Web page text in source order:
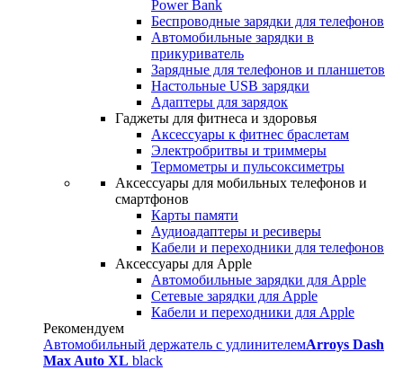
Power Bank
Беспроводные зарядки для телефонов
Автомобильные зарядки в
прикуриватель
Зарядные для телефонов и планшетов
Настольные USB зарядки
Адаптеры для зарядок
Гаджеты для фитнеса и здоровья
Аксессуары к фитнес браслетам
Электробритвы и триммеры
Термометры и пульсоксиметры
Аксессуары для мобильных телефонов и
смартфонов
Карты памяти
Аудиоадаптеры и ресиверы
Кабели и переходники для телефонов
Аксессуары для Apple
Автомобильные зарядки для Apple
Сетевые зарядки для Apple
Кабели и переходники для Apple
Рекомендуем
Автомобильный держатель с удлинителемArroys Dash
Max Auto XL black